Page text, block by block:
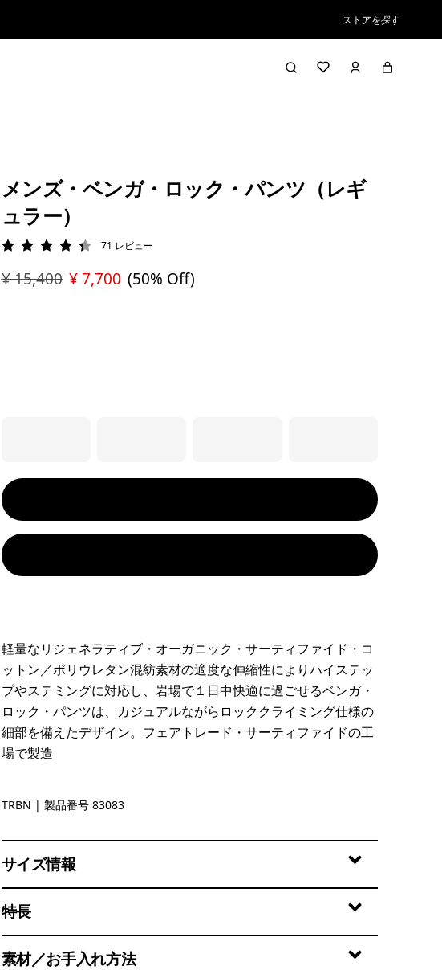
ストアを探す
メンズ・ベンガ・ロック・パンツ（レギ
ュラー）
評価: 4.3 / 5
71 レビュー
¥ 15,400 ¥ 7,700 (50% Off)
軽量なリジェネラティブ・オーガニック・サーティファイド・コ
ットン／ポリウレタン混紡素材の適度な伸縮性によりハイステッ
プやステミングに対応し、岩場で１日中快適に過ごせるベンガ・
ロック・パンツは、カジュアルながらロッククライミング仕様の
細部を備えたデザイン。フェアトレード・サーティファイドの工
場で製造
Tree Ring Brown
TRBN | 製品番号 83083
サイズ情報
特長
素材／お手入れ方法